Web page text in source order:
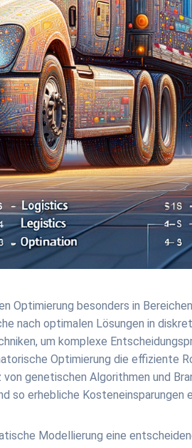
Optimierung besonders in
nach optimalen Lösungen in
um komplexe
Optimierung die effiziente
genetischen Algorithmen und
so erhebliche Kosteneinsparungen
Modellierung eine